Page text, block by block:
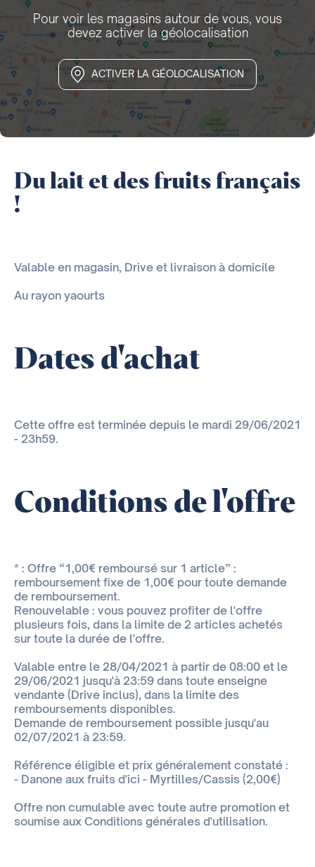
Pour voir les magasins autour de vous, vous
devez activer la géolocalisation
ACTIVER LA GÉOLOCALISATION
Du lait et des fruits français
!
Valable en magasin, Drive et livraison à domicile
Au rayon yaourts
Dates d'achat
Cette offre est terminée depuis le mardi 29/06/2021
- 23h59.
Conditions de l'offre
* : Offre “1,00€ remboursé sur 1 article” :
remboursement fixe de 1,00€ pour toute demande
de remboursement.
Renouvelable : vous pouvez profiter de l'offre
plusieurs fois, dans la limite de 2 articles achetés
sur toute la durée de l'offre.
Valable entre le 28/04/2021 à partir de 08:00 et le
29/06/2021 jusqu'à 23:59 dans toute enseigne
vendante (Drive inclus), dans la limite des
remboursements disponibles.
Demande de remboursement possible jusqu'au
02/07/2021 à 23:59.
Référence éligible et prix généralement constaté :
- Danone aux fruits d'ici - Myrtilles/Cassis (2,00€)
Offre non cumulable avec toute autre promotion et
soumise aux Conditions générales d'utilisation.